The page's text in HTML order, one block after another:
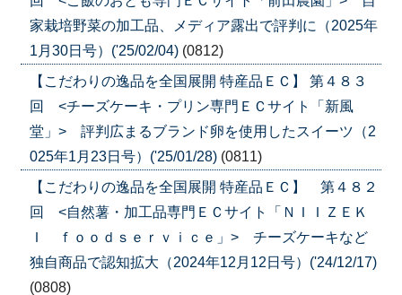
家栽培野菜の加工品、メディア露出で評判に（2025年
1月30日号）('25/02/04) (0812)
【こだわりの逸品を全国展開 特産品ＥＣ】 第４８３
回 <チーズケーキ・プリン専門ＥＣサイト「新風
堂」> 評判広まるブランド卵を使用したスイーツ（2
025年1月23日号）('25/01/28) (0811)
【こだわりの逸品を全国展開 特産品ＥＣ】 第４８２
回 <自然薯・加工品専門ＥＣサイト「ＮＩＩＺＥＫ
Ｉ ｆｏｏｄｓｅｒｖｉｃｅ」> チーズケーキなど
独自商品で認知拡大（2024年12月12日号）('24/12/17)
(0808)